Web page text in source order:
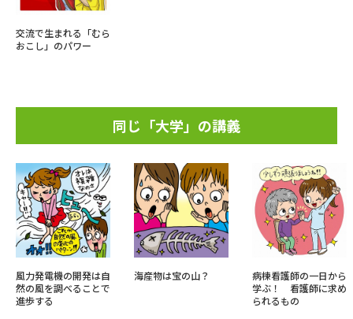
交流で生まれる「むら
おこし」のパワー
同じ「大学」の講義
風力発電機の開発は自
然の風を調べることで
進歩する
海産物は宝の山？
病棟看護師の一日から
学ぶ！ 看護師に求め
られるもの